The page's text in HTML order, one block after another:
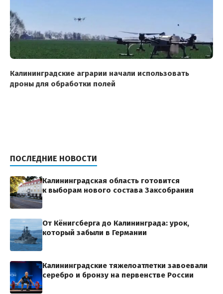
Калининградские аграрии начали использовать
дроны для обработки полей
ПОСЛЕДНИЕ НОВОСТИ
Калининградская область готовится
к выборам нового состава Заксобрания
От Кёнигсберга до Калининграда: урок,
который забыли в Германии
Калининградские тяжелоатлетки завоевали
серебро и бронзу на первенстве России